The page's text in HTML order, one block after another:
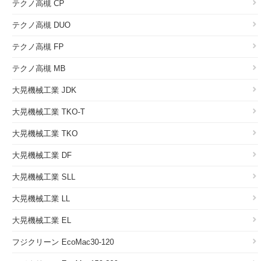
テクノ高槻 CP
テクノ高槻 DUO
テクノ高槻 FP
テクノ高槻 MB
大晃機械工業 JDK
大晃機械工業 TKO-T
大晃機械工業 TKO
大晃機械工業 DF
大晃機械工業 SLL
大晃機械工業 LL
大晃機械工業 EL
フジクリーン EcoMac30-120